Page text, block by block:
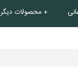
محصولات دیگر